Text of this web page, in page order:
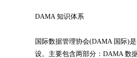
DAMA 知识体系
国际数据管理协会(DAMA 国际)
设。主要包含两部分：DAMA 数